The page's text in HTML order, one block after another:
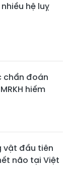
hệ luỵ
chẩn đoán
hiếm
vật đầu tiên
não tại Việt